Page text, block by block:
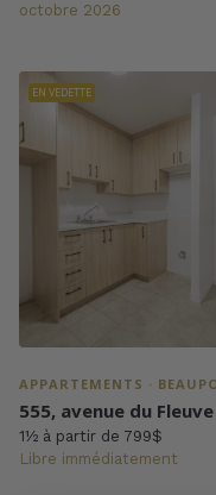
octobre 2026
EN VEDETTE
APPARTEMENTS ·
555, avenue du Fleuve
1½ à partir de 799$
Libre immédiatement